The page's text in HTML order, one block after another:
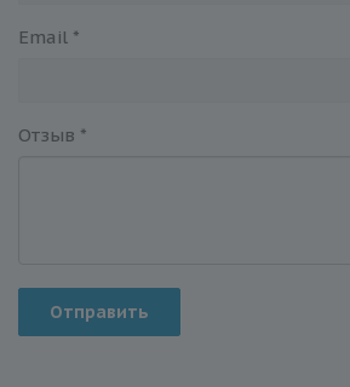
Email *
Отзыв *
Отправить